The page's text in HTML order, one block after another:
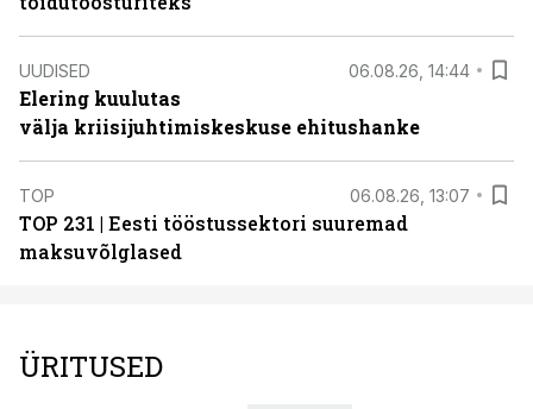
UUDISED 06.08.26, 14:44
Elering kuulutas
välja kriisijuhtimiskeskuse ehitushanke
TOP 06.08.26, 13:07
TOP 231 | Eesti tööstussektori suuremad
maksuvõlglased
ÜRITUSED